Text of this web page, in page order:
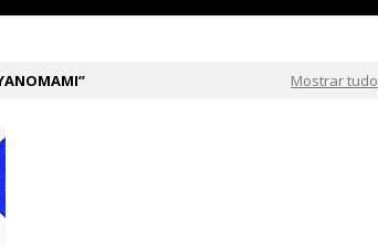
Mostrar tudo